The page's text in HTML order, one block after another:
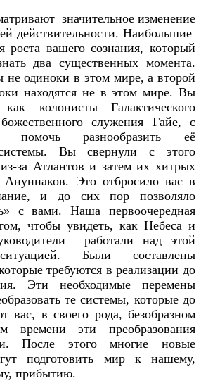
значительное изменение
действительности. Наибольшие
роста вашего сознания, который
два существенных момента.
одиноки в этом мире, а второй
находятся не в этом мире. Вы
колонисты Галактического
служения Гайе, с
помочь разнообразить её
Вы свернули с этого
за Атлантов и затем их хитрых
Ануннаков. Это отбросило вас в
и до сих пор позволяло
с вами. Наша первоочередная
чтобы увидеть, как Небеса и
работали над этой
Были составлены
требуются в реализации до
Эти необходимые перемены
те системы, которые до
вас, в своего рода, безобразном
времени эти преобразования
После этого многие новые
подготовить мир к нашему,
прибытию.